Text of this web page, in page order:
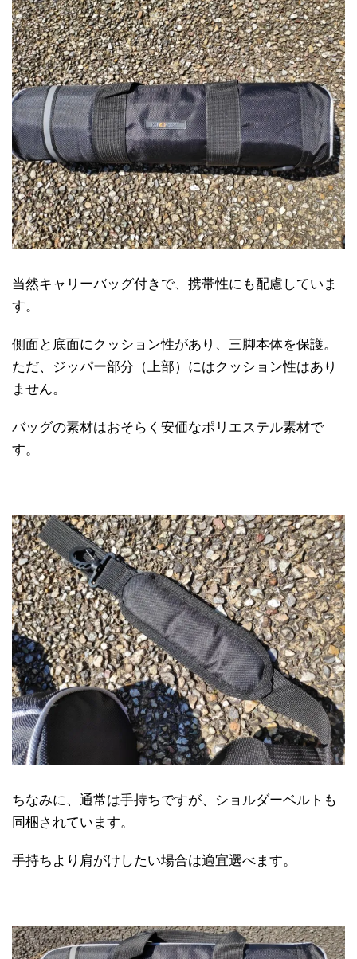
当然キャリーバッグ付きで、携帯性にも配慮していま
す。
側面と底面にクッション性があり、三脚本体を保護。
ただ、ジッパー部分（上部）にはクッション性はあり
ません。
バッグの素材はおそらく安価なポリエステル素材で
す。
ちなみに、通常は手持ちですが、ショルダーベルトも
同梱されています。
手持ちより肩がけしたい場合は適宜選べます。